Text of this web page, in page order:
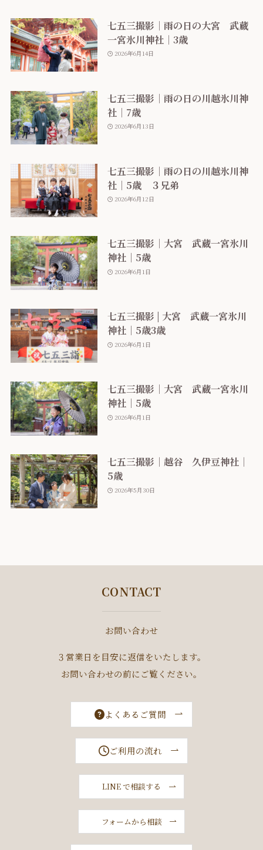
七五三撮影｜雨の日の大宮 武蔵
一宮氷川神社｜3歳
2026年6月14日
七五三撮影｜雨の日の川越氷川神
社｜7歳
2026年6月13日
七五三撮影｜雨の日の川越氷川神
社｜5歳 ３兄弟
2026年6月12日
七五三撮影｜大宮 武蔵一宮氷川
神社｜5歳
2026年6月1日
七五三撮影 | 大宮 武蔵一宮氷川
神社｜5歳3歳
2026年6月1日
七五三撮影｜大宮 武蔵一宮氷川
神社｜5歳
2026年6月1日
七五三撮影｜越谷 久伊豆神社｜
5歳
2026年5月30日
CONTACT
お問い合わせ
３営業日を目安に返信をいたします。
お問い合わせの前にご覧ください。
よくあるご質問
ご利用の流れ
LINE で相談する
フォームから相談